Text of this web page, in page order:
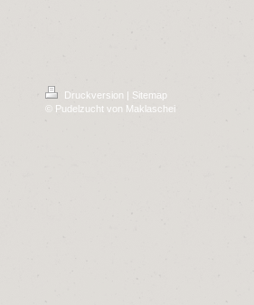
Druckversion | Sitemap
© Pudelzucht von Maklaschei